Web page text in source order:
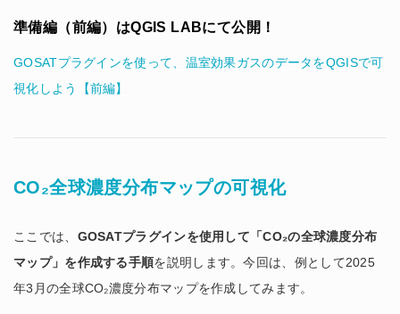
準備編（前編）はQGIS LABにて公開！
GOSATプラグインを使って、温室効果ガスのデータをQGISで可
視化しよう【前編】
CO₂全球濃度分布マップの可視化
ここでは、 GOSATプラグインを使用して「CO₂の全球濃度分布
マップ」を作成する手順を説明します。今回は、例として2025
年3月の全球CO₂濃度分布マップを作成してみます。